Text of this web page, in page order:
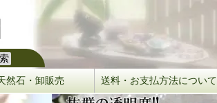
然石・卸販売 送料・お支払方法について